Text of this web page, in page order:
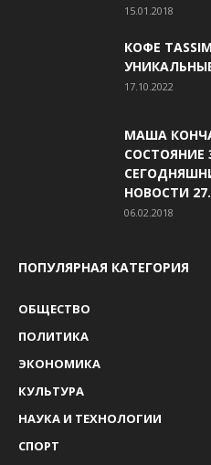
15.01.2018
КОФЕ
17.10.2022
МАША
СОСТОЯНИЕ
НОВОСТИ
06.02.2018
ПОПУЛЯРНАЯ КАТЕГОРИЯ
ОБЩЕСТВО
ПОЛИТИКА
ЭКОНОМИКА
КУЛЬТУРА
НАУКА И ТЕХНОЛОГИИ
СПОРТ